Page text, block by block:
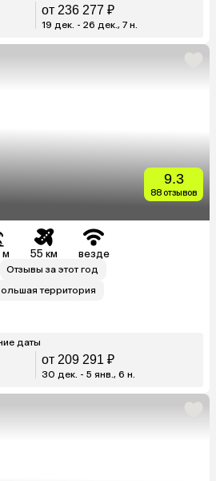
от 236 277 ₽
19 дек. - 26 дек., 7 н.
9.3
88 отзывов
м 55 км везде
Отзывы за этот год
территория
даты
от 209 291 ₽
30 дек. - 5 янв., 6 н.